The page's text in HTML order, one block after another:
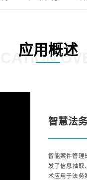
应用概述
智慧法
智能案件管理
发了信息抽取
术应用于法务